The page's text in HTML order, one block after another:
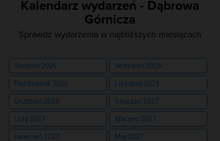
Kalendarz wydarzeń - Dąbrowa
Górnicza
Sprawdź wydarzenia w najbliższych miesiącach
Sierpień 2026 Wrzesień 2026
Październik 2026 Listopad 2026
Grudzień 2026 Styczeń 2027
Luty 2027 Marzec 2027
Kwiecień 2027 Maj 2027